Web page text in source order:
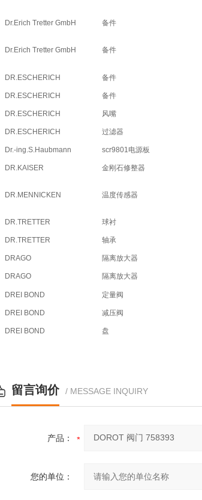
Dr.Erich Tretter GmbH 备件
Dr.Erich Tretter GmbH 备件
DR.ESCHERICH 备件
DR.ESCHERICH 备件
DR.ESCHERICH 风嘴
DR.ESCHERICH 过滤器
Dr.-ing.S.Haubmann scr9801电源板
DR.KAISER 金刚石修整器
DR.MENNICKEN 温度传感器
DR.TRETTER 球衬
DR.TRETTER 轴承
DRAGO 隔离放大器
DRAGO 隔离放大器
DREI BOND 定量阀
DREI BOND 减压阀
DREI BOND 盘
留言询价 / MESSAGE INQUIRY
产品：
您的单位：